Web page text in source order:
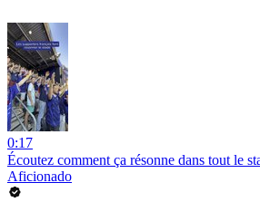
0:17
Écoutez comment ça résonne dans tout le
Aficionado